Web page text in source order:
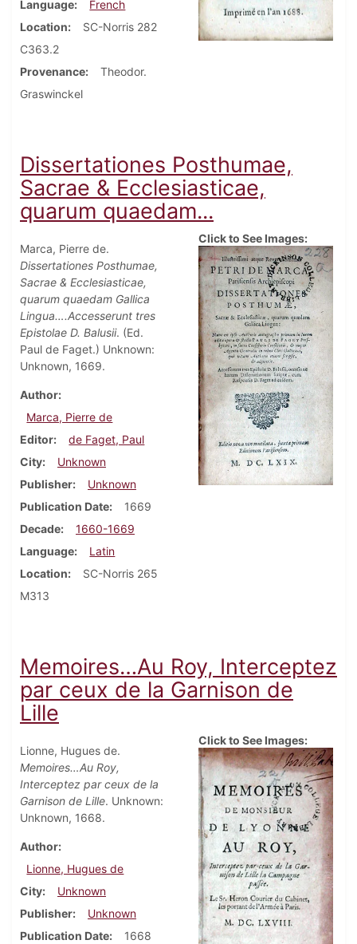
Language
French
Location
SC-Norris 282
C363.2
Provenance
Theodor.
Graswinckel
Dissertationes Posthumae,
Sacrae & Ecclesiasticae,
quarum quaedam...
Marca, Pierre de.
Dissertationes Posthumae,
Sacrae & Ecclesiasticae,
quarum quaedam Gallica
Lingua….Accesserunt tres
Epistolae D. Balusii. (Ed.
Paul de Faget.) Unknown:
Unknown, 1669.
Author
Marca, Pierre de
Editor
de Faget, Paul
City
Unknown
Publisher
Unknown
Publication Date
1669
Decade
1660-1669
Language
Latin
Location
SC-Norris 265
M313
Click to See Images:
Memoires…Au Roy, Interceptez
par ceux de la Garnison de
Lille
Lionne, Hugues de.
Memoires…Au Roy,
Interceptez par ceux de la
Garnison de Lille. Unknown:
Unknown, 1668.
Author
Lionne, Hugues de
City
Unknown
Publisher
Unknown
Publication Date
1668
Click to See Images: